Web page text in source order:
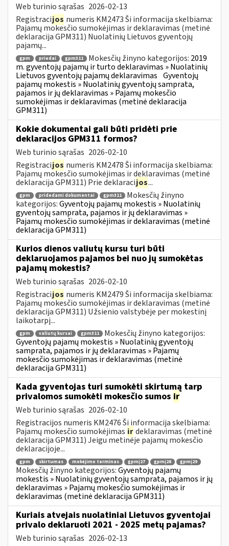
Web turinio sąrašas 2026-02-13
Registracijos numeris KM2473 Ši informacija skelbiama:
Pajamų mokesčio sumokėjimas ir deklaravimas (metinė
deklaracija GPM311) Nuolatinių Lietuvos gyventojų
pajamų...
gpm priedai gpm311 Mokesčių žinyno kategorijos: 2019
m. gyventojų pajamų ir turto deklaravimas » Nuolatinių
Lietuvos gyventojų pajamų deklaravimas Gyventojų
pajamų mokestis » Nuolatinių gyventojų samprata,
pajamos ir jų deklaravimas » Pajamų mokesčio
sumokėjimas ir deklaravimas (metinė deklaracija
GPM311)
Kokie dokumentai gali būti pridėti prie
deklaracijos GPM311 formos?
Web turinio sąrašas 2026-02-10
Registracijos numeris KM2478 Ši informacija skelbiama:
Pajamų mokesčio sumokėjimas ir deklaravimas (metinė
deklaracija GPM311) Prie deklaracijos...
gpm pridedami dokumentai gpm311
Mokesčių žinyno
kategorijos:Gyventojų pajamų mokestis » Nuolatinių
gyventojų samprata, pajamos ir jų deklaravimas »
Pajamų mokesčio sumokėjimas ir deklaravimas (metinė
deklaracija GPM311)
Kurios dienos valiutų kursu turi būti
deklaruojamos pajamos bei nuo jų sumokėtas
pajamų mokestis?
Web turinio sąrašas 2026-02-10
Registracijos numeris KM2479 Ši informacija skelbiama:
Pajamų mokesčio sumokėjimas ir deklaravimas (metinė
deklaracija GPM311) Užsienio valstybėje per mokestinį
laikotarpį...
gpm valiutų kursai gpm311
Mokesčių žinyno kategorijos:
Gyventojų pajamų mokestis » Nuolatinių gyventojų
samprata, pajamos ir jų deklaravimas » Pajamų
mokesčio sumokėjimas ir deklaravimas (metinė
deklaracija GPM311)
Kada gyventojas turi sumokėti skirtumą tarp
privalomos sumokėti mokesčio sumos ir
Web turinio sąrašas 2026-02-10
Registracijos numeris KM2476 Ši informacija skelbiama:
Pajamų mokesčio sumokėjimas irdeklaravimas (metinė
deklaracija GPM311) Jeigu metinėje pajamų mokesčio
deklaracijoje...
gpm skirtumas mokėjimo terminas gpmį27 gpmį28 gpmį29
Mokesčių žinyno kategorijos:Gyventojų pajamų
mokestis » Nuolatinių gyventojų samprata, pajamos ir jų
deklaravimas » Pajamų mokesčio sumokėjimas ir
deklaravimas (metinė deklaracija GPM311)
Kuriais atvejais nuolatiniai Lietuvos gyventojai
privalo deklaruoti 2021 - 2025 metų pajamas?
Web turinio sąrašas 2026-02-13